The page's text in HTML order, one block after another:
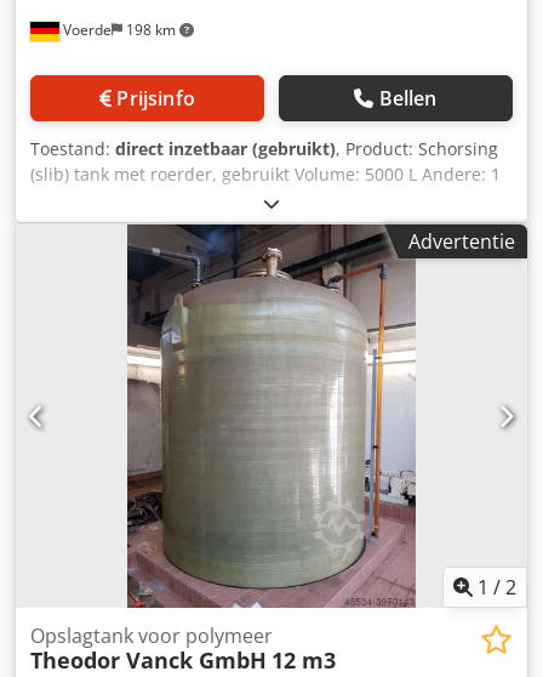
Voerde 198 km
Prijsinfo Bellen
Toestand: direct inzetbaar (gebruikt), Product: Schorsing
(slib) tank met roerder, gebruikt Volume: 5000 L Andere: 1
zaal, 2 stirrers Dcsdpfxod Ezico Albek Afmetingen: LxBxH
2500 x 2100 x 1300 mm
Advertentie
1 /2
Opslagtank voor polymeer
Theodor Vanck GmbH 12 m3